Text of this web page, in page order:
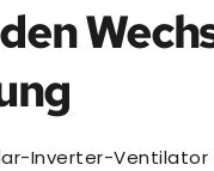
Inverter-